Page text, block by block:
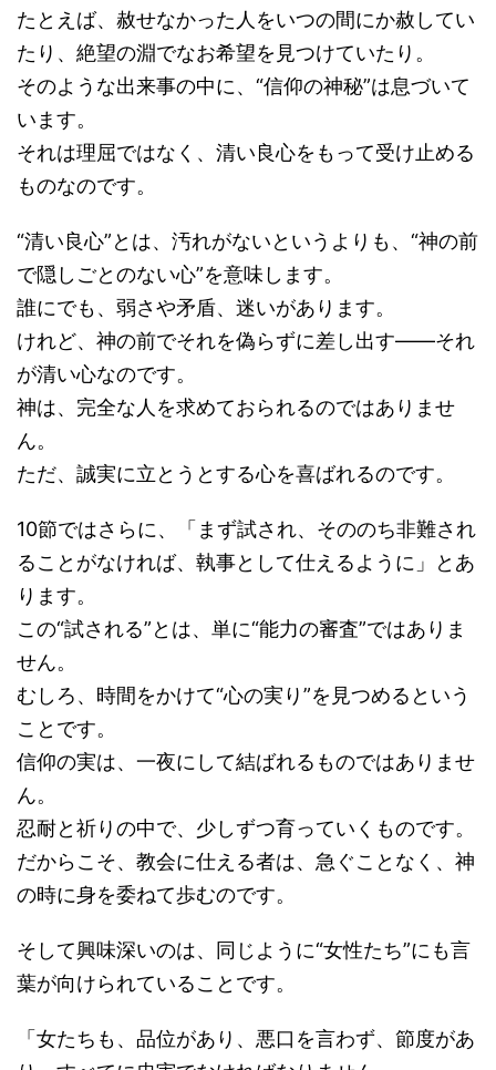
たとえば、赦せなかった人をいつの間にか赦してい
たり、絶望の淵でなお希望を見つけていたり。
そのような出来事の中に、“信仰の神秘”は息づいて
います。
それは理屈ではなく、清い良心をもって受け止める
ものなのです。
“清い良心”とは、汚れがないというよりも、“神の前
で隠しごとのない心”を意味します。
誰にでも、弱さや矛盾、迷いがあります。
けれど、神の前でそれを偽らずに差し出す――それ
が清い心なのです。
神は、完全な人を求めておられるのではありませ
ん。
ただ、誠実に立とうとする心を喜ばれるのです。
10節ではさらに、「まず試され、そののち非難され
ることがなければ、執事として仕えるように」とあ
ります。
この“試される”とは、単に“能力の審査”ではありま
せん。
むしろ、時間をかけて“心の実り”を見つめるという
ことです。
信仰の実は、一夜にして結ばれるものではありませ
ん。
忍耐と祈りの中で、少しずつ育っていくものです。
だからこそ、教会に仕える者は、急ぐことなく、神
の時に身を委ねて歩むのです。
そして興味深いのは、同じように“女性たち”にも言
葉が向けられていることです。
「女たちも、品位があり、悪口を言わず、節度があ